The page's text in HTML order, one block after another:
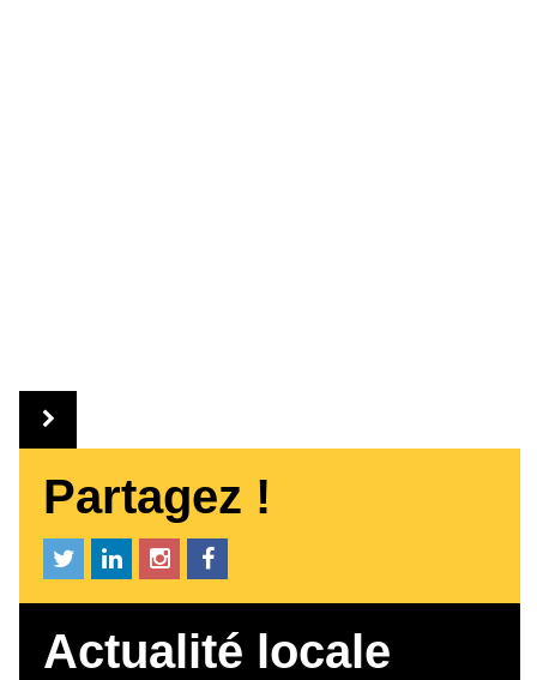
Partagez !
Actualité locale